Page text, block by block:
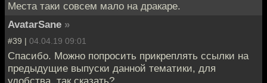
Места таки совсем мало на дракаре.
AvatarSane »
#39 | 04.04.19 09:01
Спасибо. Можно попросить прикреплять ссылки на
предыдущие выпуски данной тематики, для
удобства, так сказать?